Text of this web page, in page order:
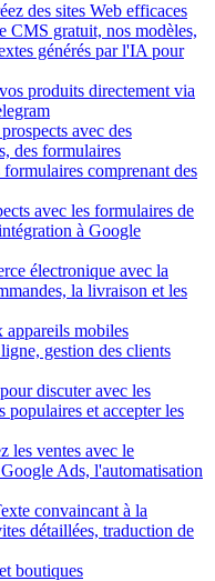
des sites Web efficaces
CMS gratuit, nos modèles,
générés par l'IA pour
produits directement via
avec des
des formulaires
comprenant des
avec les formulaires de
à Google
électronique avec la
la livraison et les
appareils mobiles
gestion des clients
discuter avec les
populaires et accepter les
les ventes avec le
Ads, l'automatisation
convaincant à la
détaillées, traduction de
boutiques